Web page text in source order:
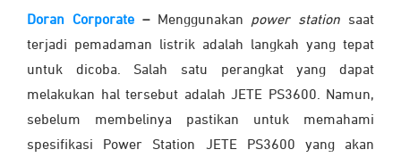
Doran Corporate –Menggunakan power station saat
terjadi pemadaman listrik adalah langkah yang tepat
untuk dicoba. Salah satu perangkat yang dapat
melakukan hal tersebut adalah JETE PS3600. Namun,
sebelum membelinya pastikan untuk memahami
spesifikasi Power Station JETE PS3600 yang akan